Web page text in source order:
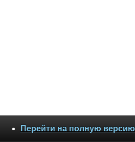
Перейти на полную версию